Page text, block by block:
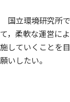
国立環境研究所
て，柔軟な運営に
施していくことを
願いしたい。